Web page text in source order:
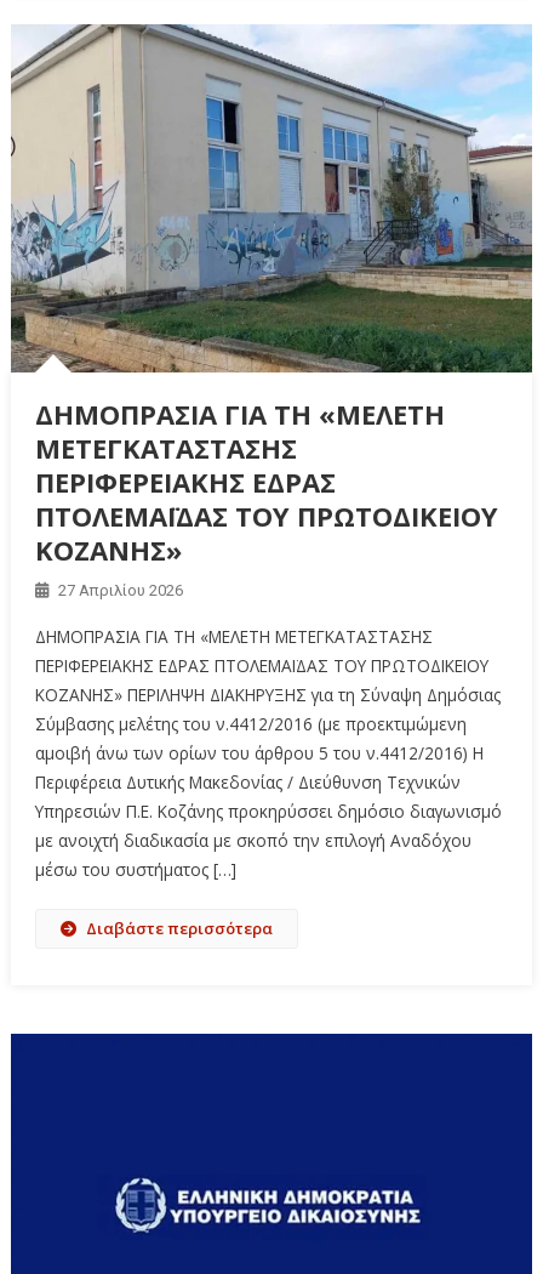
ΔΗΜΟΠΡΑΣΙΑ ΓΙΑ ΤΗ «ΜΕΛΕΤΗ
ΜΕΤΕΓΚΑΤΑΣΤΑΣΗΣ
ΠΕΡΙΦΕΡΕΙΑΚΗΣ ΕΔΡΑΣ
ΠΤΟΛΕΜΑΪΔΑΣ ΤΟΥ ΠΡΩΤΟΔΙΚΕΙΟΥ
ΚΟΖΑΝΗΣ»
27 Απριλίου 2026
ΔΗΜΟΠΡΑΣΙΑ ΓΙΑ ΤΗ «ΜΕΛΕΤΗ ΜΕΤΕΓΚΑΤΑΣΤΑΣΗΣ
ΠΕΡΙΦΕΡΕΙΑΚΗΣ ΕΔΡΑΣ ΠΤΟΛΕΜΑΪΔΑΣ ΤΟΥ ΠΡΩΤΟΔΙΚΕΙΟΥ
ΚΟΖΑΝΗΣ» ΠΕΡΙΛΗΨΗ ΔΙΑΚΗΡΥΞΗΣ για τη Σύναψη Δημόσιας
Σύμβασης μελέτης του ν.4412/2016 (με προεκτιμώμενη
αμοιβή άνω των ορίων του άρθρου 5 του ν.4412/2016) Η
Περιφέρεια Δυτικής Μακεδονίας / Διεύθυνση Τεχνικών
Υπηρεσιών Π.Ε. Κοζάνης προκηρύσσει δημόσιο διαγωνισμό
με ανοιχτή διαδικασία με σκοπό την επιλογή Αναδόχου
μέσω του συστήματος […]
Διαβάστε περισσότερα